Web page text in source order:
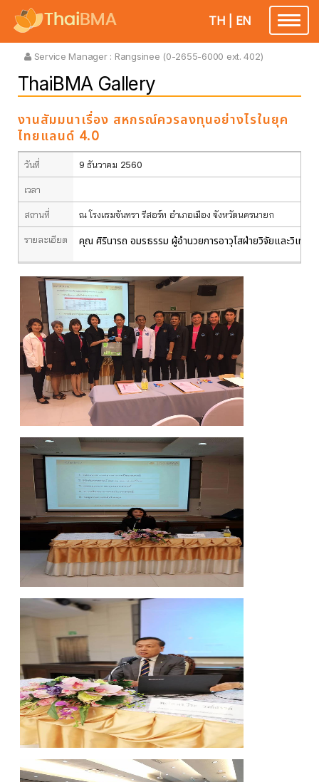
Toggle
TH EN
Service Manager : Rangsinee (0-2655-6000 ext. 402)
ThaiBMA Gallery
งานสัมมนาเรื่อง สหกรณ์ควรลงทุนอย่างไรในยุค
ไทยแลนด์ 4.0
วันที่ 9 ธันวาคม 2560
เวลา
สถานที่ ณ โรงแรมจันทรา รีสอร์ท อำเภอเมือง จังหวัดนครนายก
รายละเอียด คุณ ศิรินารถ อมรธรรม ผู้อำนวยการอาวุโสฝ่ายวิจัยและวิเท